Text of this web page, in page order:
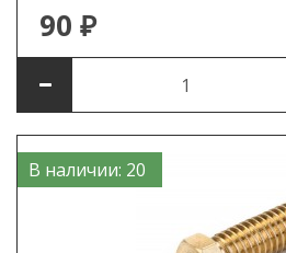
90 ₽
В наличии: 20